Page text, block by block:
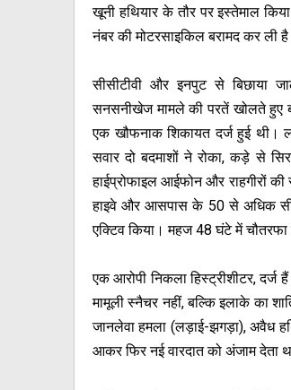
खूनी हथियार के तौर पर इस्तेमाल
नंबर की मोटरसाइकिल बरामद कर ली
सीसीटीवी और इनपुट से बिछाया
सनसनीखेज मामले की परतें खोलते हुए
एक खौफनाक शिकायत दर्ज हुई थी।
सवार दो बदमाशों ने रोका, कड़े से
हाईप्रोफाइल आईफोन और राहगीरों
हाइवे और आसपास के 50 से अधिक
एक्टिव किया। महज 48 घंटे में चौतरफा
एक आरोपी निकला हिस्ट्रीशीटर,
मामूली स्नैचर नहीं, बल्कि इलाके का
जानलेवा हमला (लड़ाई-झगड़ा), अवैध
आकर फिर नई वारदात को अंजाम देता